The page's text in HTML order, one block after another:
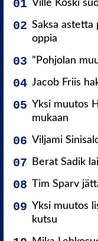
Ville Koski
Saksa astetta
oppia
”Pohjolan
Jacob Friis
Yksi muutos
mukaan
Viljami
Berat Sadik
Tim Sparv
Yksi muutos
kutsu